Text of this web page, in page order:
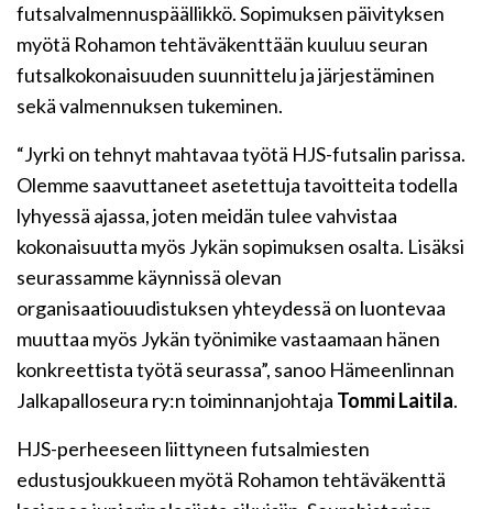
futsalvalmennuspäällikkö. Sopimuksen päivityksen
myötä Rohamontehtäväkenttään kuuluu seuran
futsalkokonaisuuden suunnittelu ja järjestäminen
sekä valmennuksen tukeminen.
“Jyrki on tehnyt mahtavaa työtä HJS-futsalin parissa.
Olemme saavuttaneet asetettuja tavoitteita todella
lyhyessä ajassa, joten meidän tulee vahvistaa
kokonaisuutta myös Jykän sopimuksen osalta. Lisäksi
seurassamme käynnissä olevan
organisaatiouudistuksen yhteydessä on luontevaa
muuttaa myös Jykäntyönimike vastaamaan hänen
konkreettistatyötä seurassa”, sanoo Hämeenlinnan
Jalkapalloseura ry:n toiminnanjohtaja Tommi Laitila.
HJS-perheeseen liittyneen futsalmiesten
edustusjoukkueen myötä Rohamontehtäväkenttä